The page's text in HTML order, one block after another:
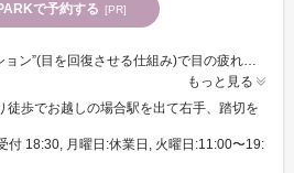
で予約する [PR]
特許取得の”イーキュアレーション”(目を回復させる仕組み)で目の疲れや頭の重だるさなどの不調を徹底ケア。奥の筋肉からしっかりとケアしていくので今までにないすっきり感を体感していただけます。
もっと見る
歩でお越しの場合駅を出て右手、踏切を
付 18:30, 月曜日:休業日, 火曜日:11:00〜19: